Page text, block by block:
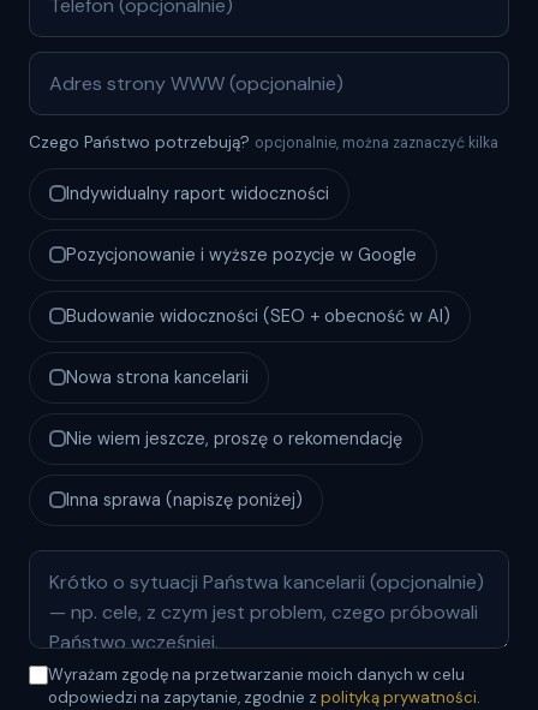
Czego Państwo potrzebują? opcjonalnie, można zaznaczyć kilka
Indywidualny raport widoczności
Pozycjonowanie i wyższe pozycje w Google
Budowanie widoczności (SEO + obecność w AI)
Nowa strona kancelarii
Nie wiem jeszcze, proszę o rekomendację
Inna sprawa (napiszę poniżej)
Wyrażam zgodę na przetwarzanie moich danych w celu
odpowiedzi na zapytanie, zgodnie z polityką prywatności.